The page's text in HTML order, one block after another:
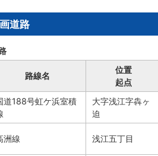
道路
路線名
位置
起点
道188号虹ケ浜室積
大字浅江字犇ヶ
迫
洲線 浅江五丁目